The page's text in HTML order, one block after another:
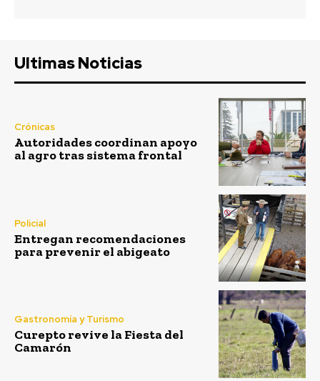
Ultimas Noticias
Crónicas
Autoridades coordinan apoyo
al agro tras sistema frontal
Policial
Entregan recomendaciones
para prevenir el abigeato
Gastronomía y Turismo
Curepto revive la Fiesta del
Camarón